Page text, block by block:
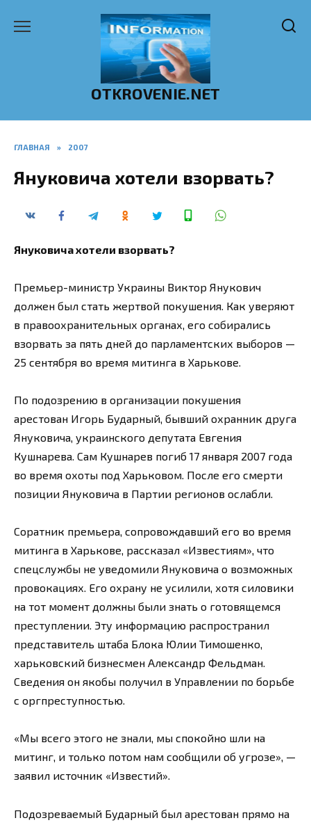
OTKROVENIE.NET
ГЛАВНАЯ » 2007
Януковича хотели взорвать?
Януковича хотели взорвать?
Премьер-министр Украины Виктор Янукович
должен был стать жертвой покушения. Как уверяют
в правоохранительных органах, его собирались
взорвать за пять дней до парламентских выборов —
25 сентября во время митинга в Харькове.
По подозрению в организации покушения
арестован Игорь Бударный, бывший охранник друга
Януковича, украинского депутата Евгения
Кушнарева. Сам Кушнарев погиб 17 января 2007 года
во время охоты под Харьковом. После его смерти
позиции Януковича в Партии регионов ослабли.
Соратник премьера, сопровождавший его во время
митинга в Харькове, рассказал «Известиям», что
спецслужбы не уведомили Януковича о возможных
провокациях. Его охрану не усилили, хотя силовики
на тот момент должны были знать о готовящемся
преступлении. Эту информацию распространил
представитель штаба Блока Юлии Тимошенко,
харьковский бизнесмен Александр Фельдман.
Сведения он якобы получил в Управлении по борьбе
с оргпреступностью.
«Мы всего этого не знали, мы спокойно шли на
митинг, и только потом нам сообщили об угрозе», —
заявил источник «Известий».
Подозреваемый Бударный был арестован прямо на